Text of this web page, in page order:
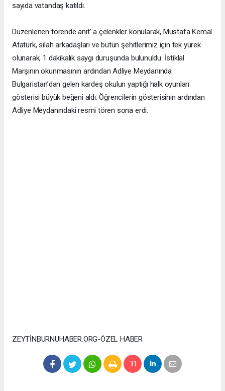
sayıda vatandaş katıldı.
Düzenlenen törende anıt’ a çelenkler konularak, Mustafa Kemal
Atatürk, silah arkadaşları ve bütün şehitlerimiz için tek yürek
olunarak, 1 dakikalık saygı duruşunda bulunuldu. İstiklal
Marşının okunmasının ardından Adliye Meydanında
Bulgaristan’dan gelen kardeş okulun yaptığı halk oyunları
gösterisi büyük beğeni aldı. Öğrencilerin gösterisinin ardından
Adliye Meydanındaki resmi tören sona erdi.
ZEYTİNBURNUHABER.ORG-ÖZEL HABER